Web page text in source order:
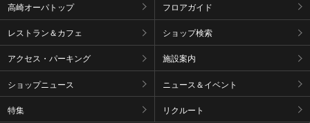
高崎オーパトップ フロアガイド
レストラン＆カフェ ショップ検索
アクセス・パーキング 施設案内
ショップニュース ニュース＆イベント
特集 リクルート